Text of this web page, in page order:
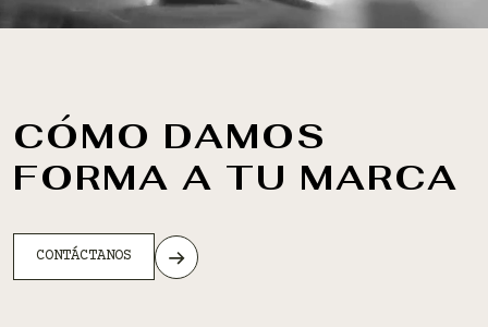
CÓMO DAMOS
FORMA A TU MARCA
CONTÁCTANOS